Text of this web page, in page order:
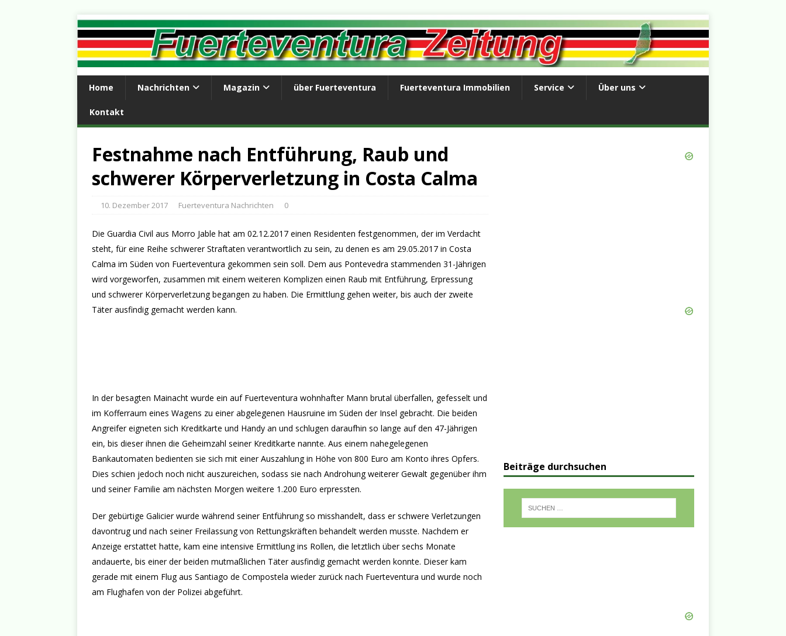
Home Nachrichten Magazin über Fuerteventura Fuerteventura Immobilien Service Über uns
Kontakt
Festnahme nach Entführung, Raub und
schwerer Körperverletzung in Costa Calma
10. Dezember 2017 Fuerteventura Nachrichten 0
Die Guardia Civil aus Morro Jable hat am 02.12.2017 einen Residenten festgenommen, der im Verdacht
steht, für eine Reihe schwerer Straftaten verantwortlich zu sein, zu denen es am 29.05.2017 in Costa
Calma im Süden von Fuerteventura gekommen sein soll. Dem aus Pontevedra stammenden 31-Jährigen
wird vorgeworfen, zusammen mit einem weiteren Komplizen einen Raub mit Entführung, Erpressung
und schwerer Körperverletzung begangen zu haben. Die Ermittlung gehen weiter, bis auch der zweite
Täter ausfindig gemacht werden kann.
In der besagten Mainacht wurde ein auf Fuerteventura wohnhafter Mann brutal überfallen, gefesselt und
im Kofferraum eines Wagens zu einer abgelegenen Hausruine im Süden der Insel gebracht. Die beiden
Angreifer eigneten sich Kreditkarte und Handy an und schlugen daraufhin so lange auf den 47-Jährigen
ein, bis dieser ihnen die Geheimzahl seiner Kreditkarte nannte. Aus einem nahegelegenen
Bankautomaten bedienten sie sich mit einer Auszahlung in Höhe von 800 Euro am Konto ihres Opfers.
Dies schien jedoch noch nicht auszureichen, sodass sie nach Androhung weiterer Gewalt gegenüber ihm
und seiner Familie am nächsten Morgen weitere 1.200 Euro erpressten.
Der gebürtige Galicier wurde während seiner Entführung so misshandelt, dass er schwere Verletzungen
davontrug und nach seiner Freilassung von Rettungskräften behandelt werden musste. Nachdem er
Anzeige erstattet hatte, kam eine intensive Ermittlung ins Rollen, die letztlich über sechs Monate
andauerte, bis einer der beiden mutmaßlichen Täter ausfindig gemacht werden konnte. Dieser kam
gerade mit einem Flug aus Santiago de Compostela wieder zurück nach Fuerteventura und wurde noch
am Flughafen von der Polizei abgeführt.
Beiträge durchsuchen